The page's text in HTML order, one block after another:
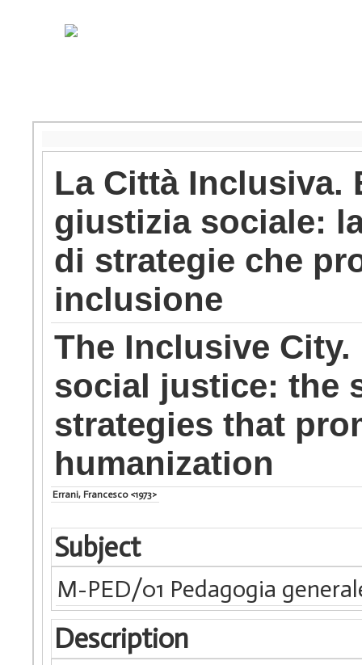
La Città Inclusiva.
giustizia sociale:
di strategie che
inclusione
The Inclusive
social justice: the
strategies that
humanization
Errani, Francesco <1973>
Subject
M-PED/01 Pedagogia
Description